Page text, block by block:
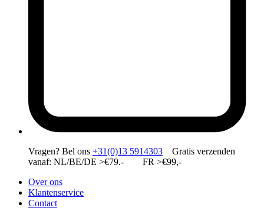
Vragen? Bel ons +31(0)13 5914303 Gratis verzenden
vanaf: NL/BE/DE >€79.- FR >€99,-
Over ons
Klantenservice
Contact